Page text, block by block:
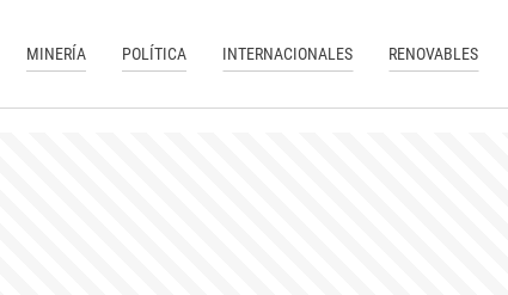
MINERÍA POLÍTICA INTERNACIONALES RENOVABLES